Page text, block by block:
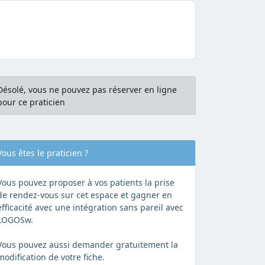
vous ne pouvez pas réserver en ligne
ce praticien
êtes le praticien ?
pouvez proposer à vos patients la prise
rendez-vous sur cet espace et gagner en
avec une intégration sans pareil avec
pouvez aussi demander gratuitement la
de votre fiche.